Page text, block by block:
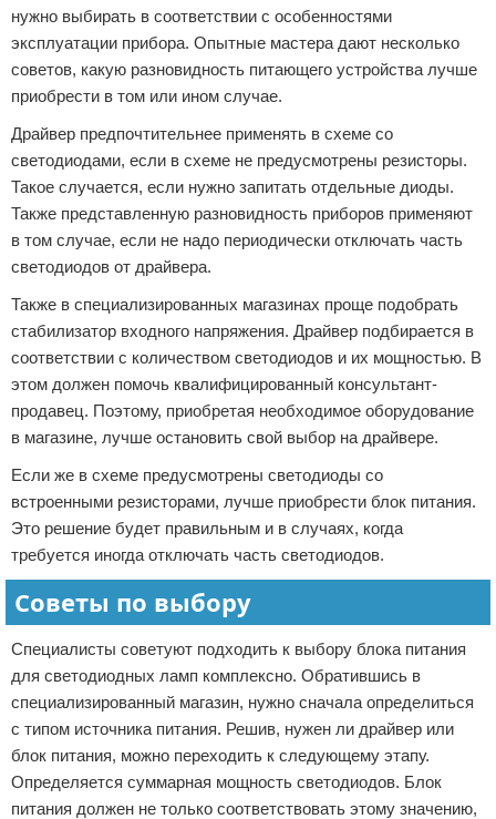
нужно выбирать в соответствии с особенностями
эксплуатации прибора. Опытные мастера дают несколько
советов, какую разновидность питающего устройства лучше
приобрести в том или ином случае.
Драйвер предпочтительнее применять в схеме со
светодиодами, если в схеме не предусмотрены резисторы.
Такое случается, если нужно запитать отдельные диоды.
Также представленную разновидность приборов применяют
в том случае, если не надо периодически отключать часть
светодиодов от драйвера.
Также в специализированных магазинах проще подобрать
стабилизатор входного напряжения. Драйвер подбирается в
соответствии с количеством светодиодов и их мощностью. В
этом должен помочь квалифицированный консультант-
продавец. Поэтому, приобретая необходимое оборудование
в магазине, лучше остановить свой выбор на драйвере.
Если же в схеме предусмотрены светодиоды со
встроенными резисторами, лучше приобрести блок питания.
Это решение будет правильным и в случаях, когда
требуется иногда отключать часть светодиодов.
Советы по выбору
Специалисты советуют подходить к выбору блока питания
для светодиодных ламп комплексно. Обратившись в
специализированный магазин, нужно сначала определиться
с типом источника питания. Решив, нужен ли драйвер или
блок питания, можно переходить к следующему этапу.
Определяется суммарная мощность светодиодов. Блок
питания должен не только соответствовать этому значению,